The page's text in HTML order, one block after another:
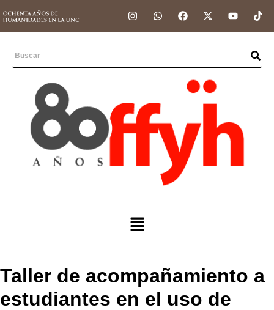
Taller de acompañamiento a
estudiantes en el uso de